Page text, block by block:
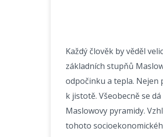
Každý člověk by věděl
základních stupňů
odpočinku a tepla. Nejen
k jistotě. Všeobecně se
Maslowovy pyramidy.
tohoto